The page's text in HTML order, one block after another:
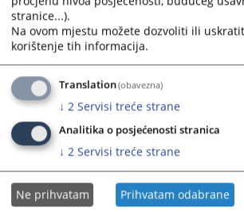
443
stranice...).
Na ovom mjestu možete dozvoliti ili
korištenje tih informacija.
Translation(obavezna)
↓ 2 Servisi treće strane
Analitika o posjećenosti stranica
↓ 2 Servisi treće strane
Ne prihvatam Prihvatam odabrane